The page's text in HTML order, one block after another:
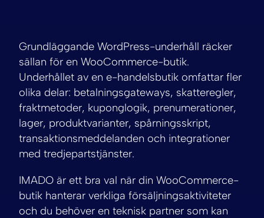
Grundläggande WordPress-underhåll räcker
sällan för en WooCommerce-butik.
Underhållet av en e-handelsbutik omfattar fler
olika delar: betalningsgateways, skatteregler,
fraktmetoder, kuponglogik, prenumerationer,
lager, produktvarianter, spårningsskript,
transaktionsmeddelanden och integrationer
med tredjepartstjänster.
IMADO är ett bra val när din WooCommerce-
butik hanterar verkliga försäljningsaktiviteter
och du behöver en teknisk partner som kan